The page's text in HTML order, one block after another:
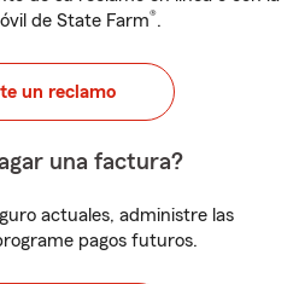
de State Farm®.
un reclamo
una factura?
actuales, administre las
pagos futuros.